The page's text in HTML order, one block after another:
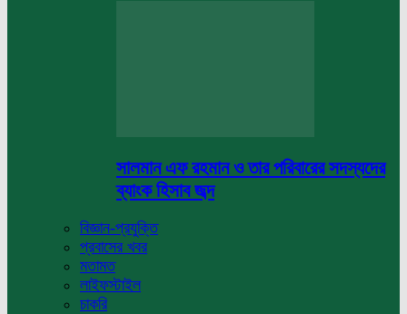
সালমান এফ রহমান ও তার পরিবারের সদস্যদের
ব্যাংক হিসাব জব্দ
বিজ্ঞান-প্রযুক্তি
প্রবাসের খবর
মতামত
লাইফস্টাইল
চাকরি